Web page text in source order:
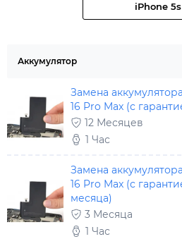
iPhone 5s
Аккумулятор
Замена
16 Pro Max (с
12 Месяцев
1 Час
Замена
16 Pro Max (с
месяца)
3 Месяца
1 Час